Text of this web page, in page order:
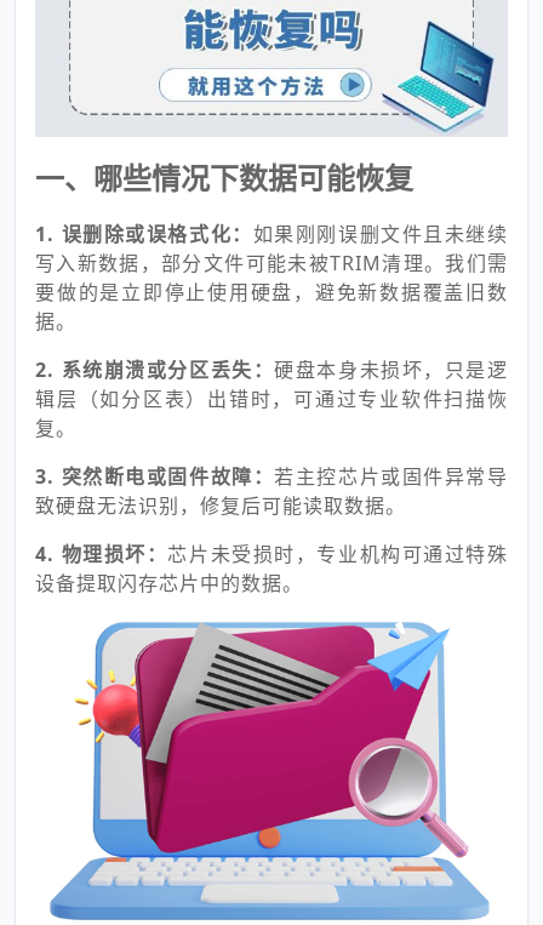
一、哪些情况下数据可能恢复
1. 误删除或误格式化： 如果刚刚误删文件且未继续
写入新数据，部分文件可能未被TRIM清理。我们需
要做的是立即停止使用硬盘，避免新数据覆盖旧数
据。
2. 系统崩溃或分区丢失：硬盘本身未损坏，只是逻
辑层（如分区表）出错时，可通过专业软件扫描恢
复。
3. 突然断电或固件故障：若主控芯片或固件异常导
致硬盘无法识别，修复后可能读取数据。
4. 物理损坏：芯片未受损时，专业机构可通过特殊
设备提取闪存芯片中的数据。